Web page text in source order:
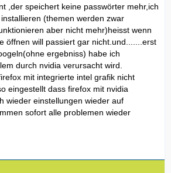
,der speichert keine passwörter mehr,ich
(themen werden zwar
aber nicht mehr)heisst wenn
öffnen will passiert gar nicht.und.......erst
ergebniss) habe ich
durch nvidia verursacht wird.
mit integrierte intel grafik nicht
eingestellt dass firefox mit nvidia
wieder einstellungen wieder auf
sofort alle problemen wieder